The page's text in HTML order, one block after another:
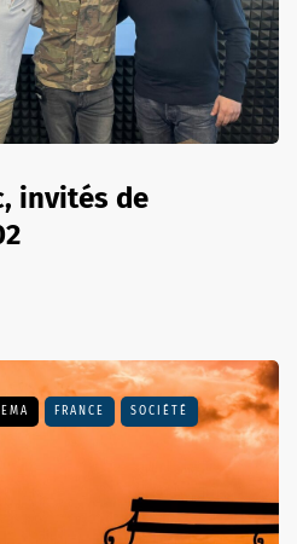
invités de
FRANCE SOCIÉTÉ